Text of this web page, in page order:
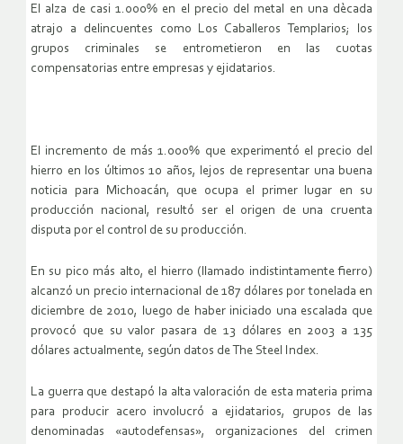
El alza de casi 1.000% en el precio del metal en una dècada
atrajo a delincuentes como Los Caballeros Templarios; los
grupos criminales se entrometieron en las cuotas
compensatorias entre empresas y ejidatarios.
El incremento de más 1.000% que experimentó el precio del
hierro en los últimos 10 años, lejos de representar una buena
noticia para Michoacán, que ocupa el primer lugar en su
producción nacional, resultó ser el origen de una cruenta
disputa por el control de su producción.
En su pico más alto, el hierro (llamado indistintamente fierro)
alcanzó un precio internacional de 187 dólares por tonelada en
diciembre de 2010, luego de haber iniciado una escalada que
provocó que su valor pasara de 13 dólares en 2003 a 135
dólares actualmente, según datos de The Steel Index.
La guerra que destapó la alta valoración de esta materia prima
para producir acero involucró a ejidatarios, grupos de las
denominadas «autodefensas», organizaciones del crimen